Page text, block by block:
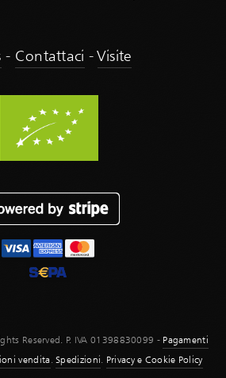
- Contattaci -Visite
Reserved. P. IVA 01398830099 - Pagamenti
vendita .Spedizioni Privacy e Cookie Policy